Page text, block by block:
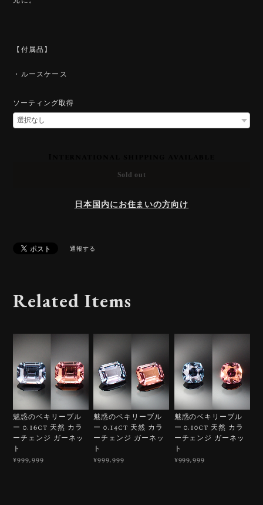
【付属品】
・ルースケース
ソーティング取得
Sold out
日本国内にお住まいの方向け
通報する
Related Items
魅惑のベキリーブル
ー 0.16ct 天然 カラ
ーチェンジ ガーネッ
ト
¥999,999
魅惑のベキリーブル
ー 0.14ct 天然 カラ
ーチェンジ ガーネッ
ト
¥999,999
魅惑のベキリーブル
ー 0.10ct 天然 カラ
ーチェンジ ガーネッ
ト
¥999,999